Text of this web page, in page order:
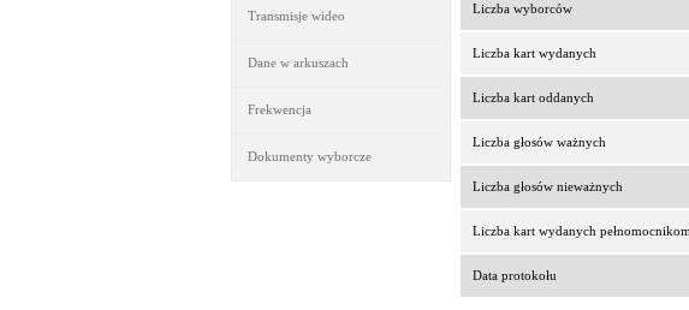
Transmisje wideo
Dane w arkuszach
Frekwencja
Dokumenty wyborcze
Liczba wyborców
Liczba kart wydanych
Liczba kart oddanych
Liczba głosów ważnych
Liczba głosów nieważnych
Liczba kart wydanych pełnomocnikom
Data protokołu